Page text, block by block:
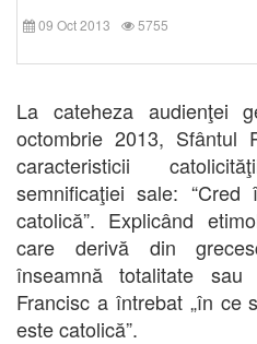
09 Oct 2013 5755
La cateheza audienţei
octombrie 2013, Sfântul
caracteristicii
semnificaţiei sale: “Cred
catolică”. Explicând
care derivă din
înseamnă totalitate
Francisc a întrebat „în ce
este catolică”.